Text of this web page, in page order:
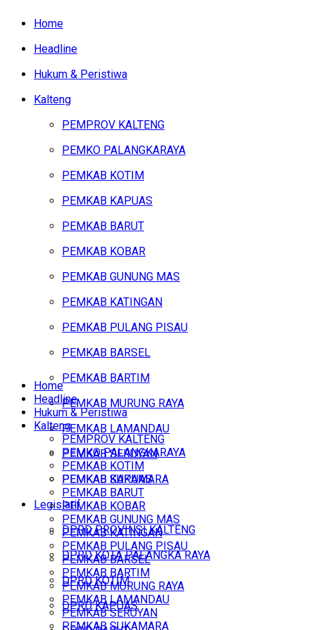
Home
Headline
Hukum & Peristiwa
Kalteng
PEMPROV KALTENG
PEMKO PALANGKARAYA
PEMKAB KOTIM
PEMKAB KAPUAS
PEMKAB BARUT
PEMKAB KOBAR
PEMKAB GUNUNG MAS
PEMKAB KATINGAN
PEMKAB PULANG PISAU
PEMKAB BARSEL
PEMKAB BARTIM
PEMKAB MURUNG RAYA
PEMKAB LAMANDAU
PEMKAB SERUYAN
PEMKAB SUKAMARA
Legislatif
DPRD PROVINSI KALTENG
DPRD KOTA PALANGKA RAYA
DPRD KOTIM
DPRD KAPUAS
Home
Headline
Hukum & Peristiwa
Kalteng
PEMPROV KALTENG
PEMKO PALANGKARAYA
PEMKAB KOTIM
PEMKAB KAPUAS
PEMKAB BARUT
PEMKAB KOBAR
PEMKAB GUNUNG MAS
PEMKAB KATINGAN
PEMKAB PULANG PISAU
PEMKAB BARSEL
PEMKAB BARTIM
PEMKAB MURUNG RAYA
PEMKAB LAMANDAU
PEMKAB SERUYAN
PEMKAB SUKAMARA